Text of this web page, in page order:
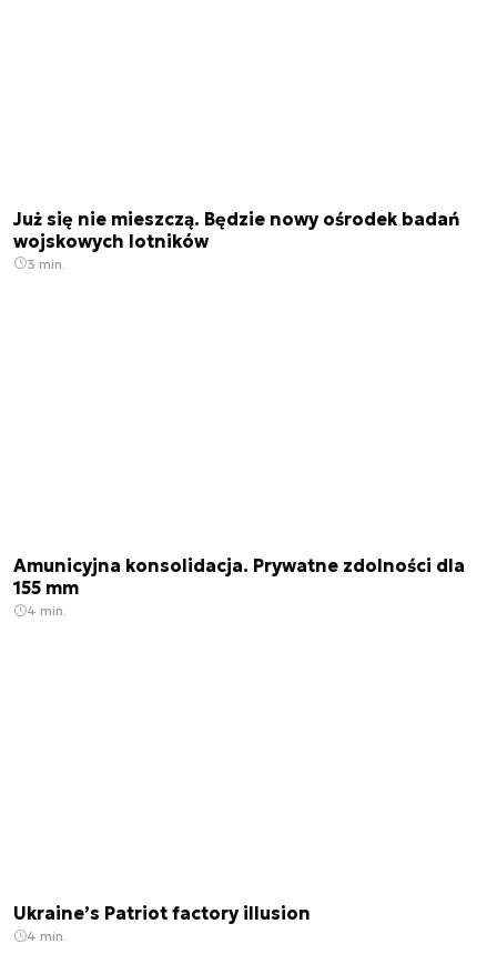
Już się nie mieszczą. Będzie nowy ośrodek badań
wojskowych lotników
3 min.
Amunicyjna konsolidacja. Prywatne zdolności dla
155 mm
4 min.
Ukraine’s Patriot factory illusion
4 min.